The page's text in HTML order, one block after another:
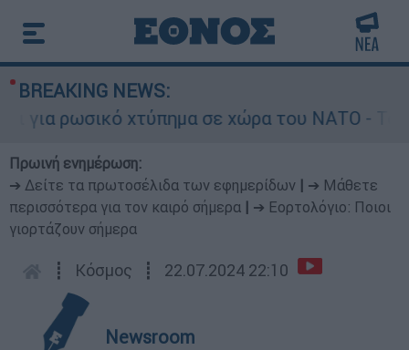
BREAKING NEWS:
χτύπημα σε χώρα του ΝΑΤΟ - Τα βασικά
Πρωινή ενημέρωση:
➔ Δείτε τα πρωτοσέλιδα των εφημερίδων
➔ Μάθετε
περισσότερα για τον καιρό σήμερα
➔ Εορτολόγιο: Ποιοι
γιορτάζουν σήμερα
┋ Κόσμος ┋ 22.07.2024 22:10
Newsroom